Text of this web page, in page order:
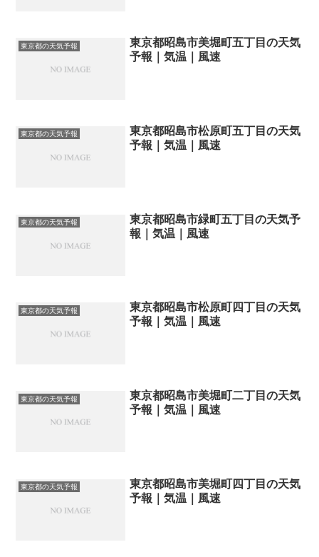
東京都の天気予報
東京都昭島市美堀町五丁目の天気
予報｜気温｜風速
東京都の天気予報
東京都昭島市松原町五丁目の天気
予報｜気温｜風速
東京都の天気予報
東京都昭島市緑町五丁目の天気予
報｜気温｜風速
東京都の天気予報
東京都昭島市松原町四丁目の天気
予報｜気温｜風速
東京都の天気予報
東京都昭島市美堀町二丁目の天気
予報｜気温｜風速
東京都の天気予報
東京都昭島市美堀町四丁目の天気
予報｜気温｜風速